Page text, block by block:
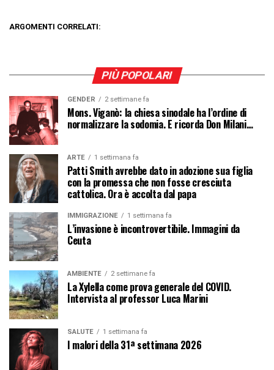
ARGOMENTI CORRELATI:
PIÙ POPOLARI
GENDER 2 settimane fa
Mons. Viganò: la chiesa sinodale ha l’ordine di
normalizzare la sodomia. E ricorda Don Milani…
ARTE 1 settimana fa
Patti Smith avrebbe dato in adozione sua figlia
con la promessa che non fosse cresciuta
cattolica. Ora è accolta dal papa
IMMIGRAZIONE 1 settimana fa
L’invasione è incontrovertibile. Immagini da
Ceuta
AMBIENTE 2 settimane fa
La Xylella come prova generale del COVID.
Intervista al professor Luca Marini
SALUTE 1 settimana fa
I malori della 31ª settimana 2026